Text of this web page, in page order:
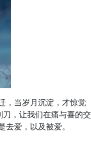
，当岁月沉淀，才惊觉
，让我们在痛与喜的交
爱，以及被爱。